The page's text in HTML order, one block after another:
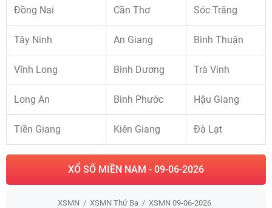
Đồng Nai Cần Thơ Sóc Trăng
Tây Ninh An Giang Bình Thuận
Vĩnh Long Bình Dương Trà Vinh
Long An Bình Phước Hậu Giang
Tiền Giang Kiên Giang Đà Lạt
XỔ SỐ MIỀN NAM - 09-06-2026
XSMN XSMN Thứ Ba XSMN 09-06-2026